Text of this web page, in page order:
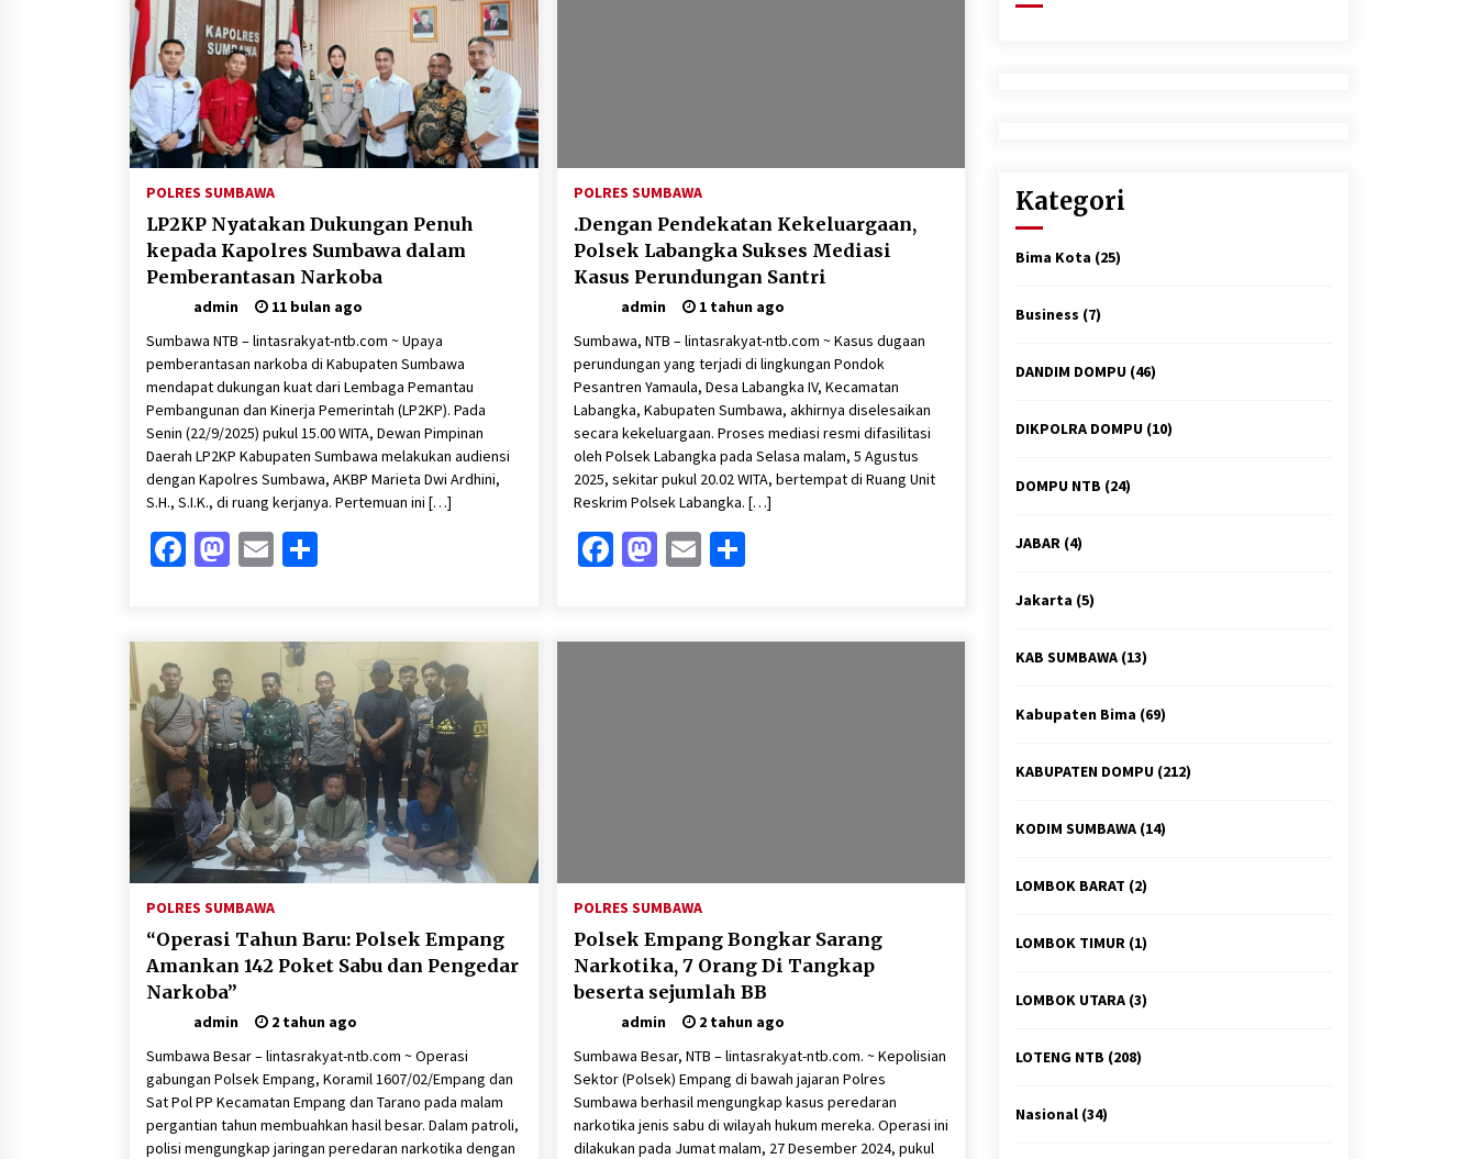
1 minggu ago
Sambut Hari Anak 2026 Bertema
“21 Kambeke Anak”, Babinkamtibmas
Desa Ta’a dan Babinsa Desa Ta’a
Gelar Patroli KambekeMalam
3 minggu ago
Tim Opsnal Polsek Kempo Amankan
salah satu Terduga Curanmor yang
3 minggu ago
Sekjen GTKN Desak Revisi
PermenPANRB Nomor 9 Tahun 2026,
Paruh Waktu di Tengah
Keterbatasan Fiskal Daerah
4 minggu ago
Secara Humanis, Dialog dengan PT
SMS Hasilkan Kesepakatan Awal
Demi Menjaga Harkamtibmas
1 bulan ago
SATRESNARKOBA POLRES DOMPU
NARKOTIKA DI KECAMATAN KEMPO,
DISITA
1 bulan ago
POLRES SUMBAWA
LP2KP Nyatakan Dukungan Penuh
kepada Kapolres Sumbawa dalam
Pemberantasan Narkoba
admin
11 bulan ago
Sumbawa NTB – lintasrakyat-ntb.com ~ Upaya
pemberantasan narkoba di Kabupaten Sumbawa
mendapat dukungan kuat dari Lembaga Pemantau
Pembangunan dan Kinerja Pemerintah (LP2KP). Pada
Senin (22/9/2025) pukul 15.00 WITA, Dewan Pimpinan
Daerah LP2KP Kabupaten Sumbawa melakukan audiensi
dengan Kapolres Sumbawa, AKBP Marieta Dwi Ardhini,
S.H., S.I.K., di ruang kerjanya. Pertemuan ini […]
Facebook
Mastodon
Email
POLRES SUMBAWA
.Dengan Pendekatan Kekeluargaan,
Polsek Labangka Sukses Mediasi
Kasus Perundungan Santri
admin
1 tahun ago
Sumbawa, NTB – lintasrakyat-ntb.com ~ Kasus dugaan
perundungan yang terjadi di lingkungan Pondok
Pesantren Yamaula, Desa Labangka IV, Kecamatan
Labangka, Kabupaten Sumbawa, akhirnya diselesaikan
secara kekeluargaan. Proses mediasi resmi difasilitasi
oleh Polsek Labangka pada Selasa malam, 5 Agustus
2025, sekitar pukul 20.02 WITA, bertempat di Ruang Unit
Reskrim Polsek Labangka. […]
Facebook
Mastodon
EmailShare
POLRES SUMBAWA
“Operasi Tahun Baru: Polsek Empang
Amankan 142 Poket Sabu dan Pengedar
Narkoba”
admin
2 tahun ago
Sumbawa Besar – lintasrakyat-ntb.com ~ Operasi
gabungan Polsek Empang, Koramil 1607/02/Empang dan
Sat Pol PP Kecamatan Empang dan Tarano pada malam
pergantian tahun membuahkan hasil besar. Dalam patroli,
polisi mengungkap jaringan peredaran narkotika dengan
POLRES SUMBAWA
Polsek Empang Bongkar Sarang
Narkotika, 7 Orang Di Tangkap
beserta sejumlah BB
admin
2 tahun ago
Sumbawa Besar, NTB – lintasrakyat-ntb.com. ~ Kepolisian
Sektor (Polsek) Empang di bawah jajaran Polres
Sumbawa berhasil mengungkap kasus peredaran
narkotika jenis sabu di wilayah hukum mereka. Operasi ini
dilakukan pada Jumat malam, 27 Desember 2024, pukul
Kategori
Bima Kota (25)
Business (7)
DANDIM DOMPU (46)
DIKPOLRA DOMPU (10)
DOMPU NTB (24)
JABAR (4)
Jakarta (5)
KAB SUMBAWA (13)
Kabupaten Bima (69)
KABUPATEN DOMPU (212)
KODIM SUMBAWA (14)
LOMBOK BARAT (2)
LOMBOK TIMUR (1)
LOMBOK UTARA (3)
LOTENG NTB (208)
Nasional (34)